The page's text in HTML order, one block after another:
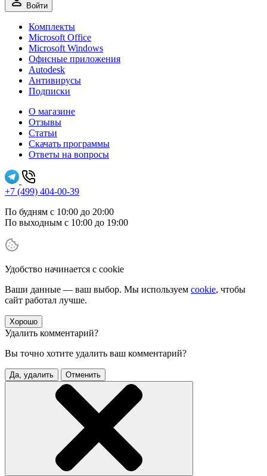
Войти
Комплекты
Microsoft Office
Microsoft Windows
Офисные приложения
Autodesk
Антивирусы
Подписки
О магазине
Отзывы
Статьи
Скачать программы
Ответы на вопросы
+7 (499) 404-00-39
По будням с 10:00 до 20:00
По выходным с 10:00 до 19:00
Удобство начинается с cookie
Ваши данные — ваш выбор. Мы используем cookie, чтобы
сайт работал лучше.
Хорошо
Удалить комментарий?
Вы точно хотите удалить ваш комментарий?
Да, удалить Отменить